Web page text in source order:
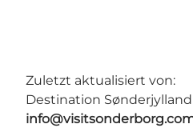
Zuletzt aktualisiert von:
Destination